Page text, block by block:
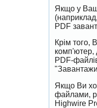
Якщо у
PDF
Крім того,
комп'ютер,
PDF-
Якщо Ви
файлами,
Highwire